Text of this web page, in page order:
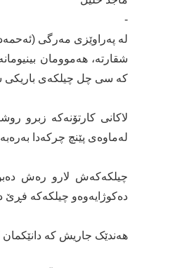
-
لە پەراوێزی مەرگی
شقارتە، هەموومان
کە سی چل چیلکەی باریکی
لاکانی کارتۆنەکە زبرو
لەماوەی پێنچ چرکەدا
چیلکەکەش لارو رەش
دەکوژایەوەو چیلکەکە فڕێ
هەندێک جاریش کە دانێکمان